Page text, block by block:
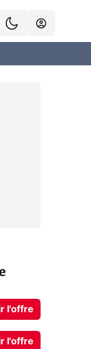
l'offre
l'offre